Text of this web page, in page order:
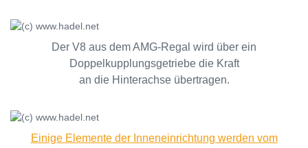
Der V8 aus dem AMG-Regal wird über ein
Doppelkupplungsgetriebe die Kraft
an die Hinterachse übertragen.
Einige Elemente der Inneneinrichtung werden vom